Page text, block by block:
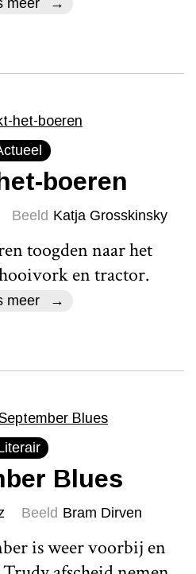
boeren
Beeld Katja Grosskinsky
toogden naar het
en tractor.
meer
Blues
Beeld Bram Dirven
is weer voorbij en